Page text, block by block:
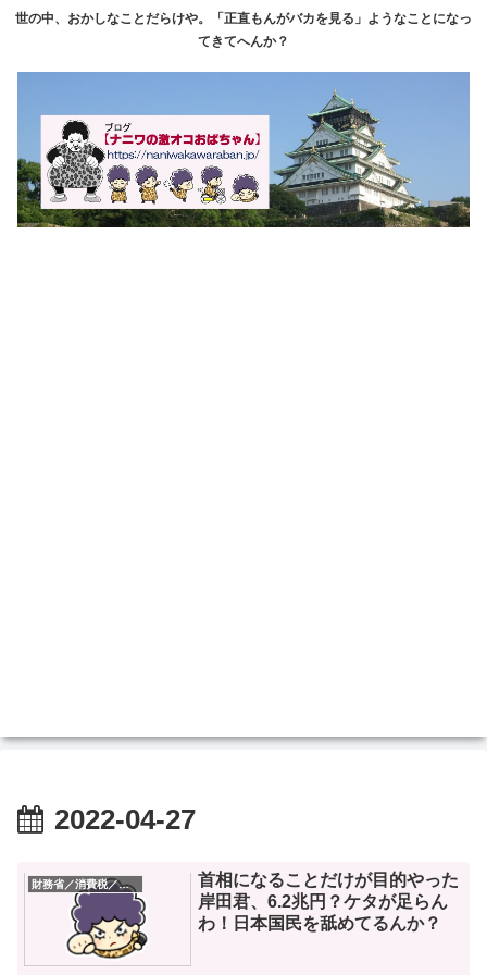
世の中、おかしなことだらけや。「正直もんがバカを見る」ようなことになっ
てきてへんか？
2022-04-27
財務省／消費税／デフレ
首相になることだけが目的やった
岸田君、6.2兆円？ケタが足らん
わ！日本国民を舐めてるんか？